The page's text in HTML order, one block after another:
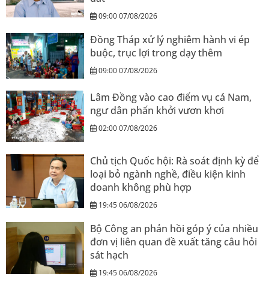
09:00 07/08/2026
Đồng Tháp xử lý nghiêm hành vi ép
buộc, trục lợi trong dạy thêm
09:00 07/08/2026
Lâm Đồng vào cao điểm vụ cá Nam,
ngư dân phấn khởi vươn khơi
02:00 07/08/2026
Chủ tịch Quốc hội: Rà soát định kỳ để
loại bỏ ngành nghề, điều kiện kinh
doanh không phù hợp
19:45 06/08/2026
Bộ Công an phản hồi góp ý của nhiều
đơn vị liên quan đề xuất tăng câu hỏi
sát hạch
19:45 06/08/2026